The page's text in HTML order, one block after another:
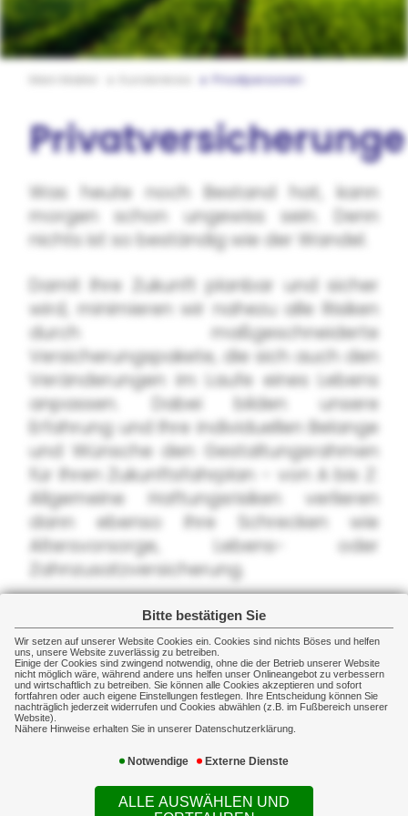
Bitte bestätigen Sie
Wir setzen auf unserer Website Cookies ein. Cookies sind nichts Böses und helfen
uns, unsere Website zuverlässig zu betreiben.
Einige der Cookies sind zwingend notwendig, ohne die der Betrieb unserer Website
nicht möglich wäre, während andere uns helfen unser Onlineangebot zu verbessern
und wirtschaftlich zu betreiben. Sie können alle Cookies akzeptieren und sofort
fortfahren oder auch eigene Einstellungen festlegen. Ihre Entscheidung können Sie
nachträglich jederzeit widerrufen und Cookies abwählen (z.B. im Fußbereich unserer
Website).
Nähere Hinweise erhalten Sie in unserer Datenschutzerklärung.
Notwendige Externe Dienste
ALLE AUSWÄHLEN UND
Privatpersonen
Was heute noch Bestand hat, kann
morgen schon ungewiss sein. Denn
nichts ist so beständig wie der Wandel.
Damit Ihre Zukunft planbar und sicher
wird, minimieren wir nahezu alle Risiken
durch maßgeschneiderte
Versicherungspakete, die sich auch den
Veränderungen im Laufe eines Lebens
anpassen. Dabei bilden unsere
Erfahrung und Ihre individuellen Belange
und Wünsche den Gestaltungsrahmen
für Ihren Zukunftsfahrplan - von A bis Z:
Allgemeine Haftungsrisiken verlieren
dann ebenso ihre Schrecken wie
Altersvorsorge, Lebens- oder
Zahnzusatzversicherung.
Egal, wie Ihre Planung für die Zukunft
aussieht - wir minimieren die Risiken.
Das können wir Ihnen versichern!